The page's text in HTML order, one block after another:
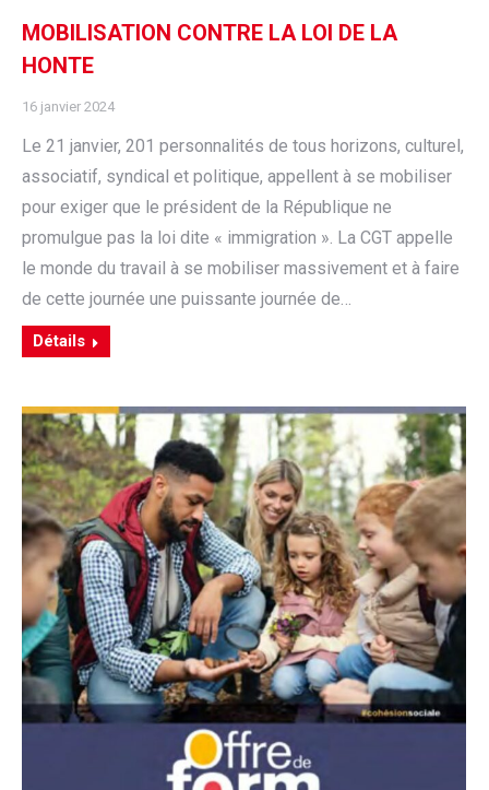
MOBILISATION CONTRE LA LOI DE LA
HONTE
16 janvier 2024
Le 21 janvier, 201 personnalités de tous horizons, culturel,
associatif, syndical et politique, appellent à se mobiliser
pour exiger que le président de la République ne
promulgue pas la loi dite « immigration ». La CGT appelle
le monde du travail à se mobiliser massivement et à faire
de cette journée une puissante journée de…
Détails